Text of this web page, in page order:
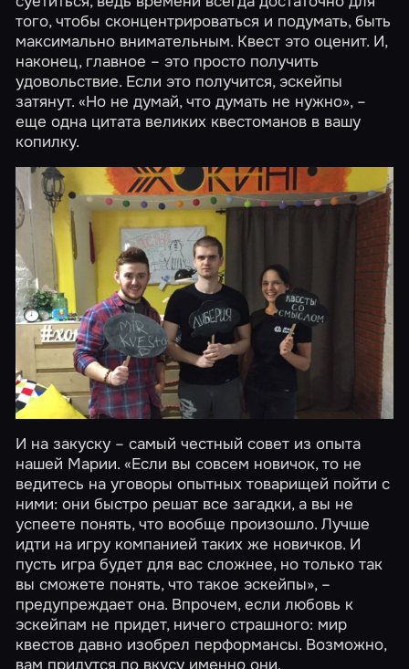
того, чтобы сконцентрироваться и подумать, быть
максимально внимательным. Квест это оценит. И,
наконец, главное – это просто получить
удовольствие. Если это получится, эскейпы
затянут. «Но не думай, что думать не нужно», –
еще одна цитата великих квестоманов в вашу
копилку.
И на закуску – самый честный совет из опыта
нашей Марии. «Если вы совсем новичок, то не
ведитесь на уговоры опытных товарищей пойти с
ними: они быстро решат все загадки, а вы не
успеете понять, что вообще произошло. Лучше
идти на игру компанией таких же новичков. И
пусть игра будет для вас сложнее, но только так
вы сможете понять, что такое эскейпы», –
предупреждает она. Впрочем, если любовь к
эскейпам не придет, ничего страшного: мир
квестов давно изобрел перформансы. Возможно,
вам придутся по вкусу именно они.